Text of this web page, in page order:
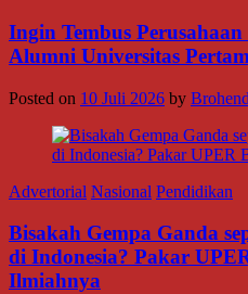
Ingin Tembus
Alumni Universitas
Posted on 10 Juli 2026 by
Advertorial Nasional Pendidikan
Bisakah Gempa Ganda
di Indonesia? Pakar
Ilmiahnya